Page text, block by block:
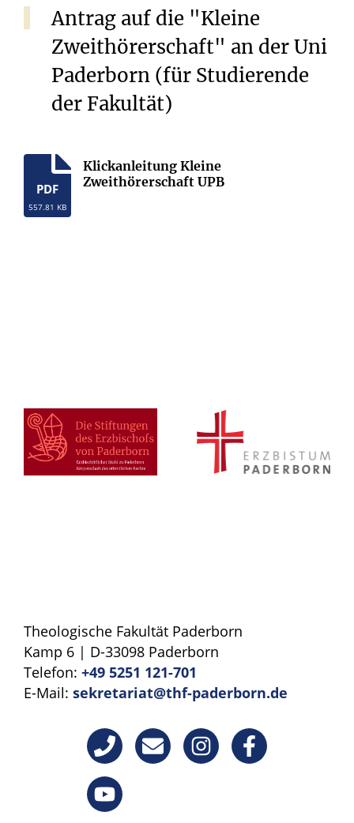
Antrag auf die "Kleine
Zweithörerschaft" an der Uni
Paderborn (für Studierende
der Fakultät)
PDF
557.81 KB
Klickanleitung Kleine
Zweithörerschaft UPB
Theologische Fakultät Paderborn
Kamp 6 | D-33098 Paderborn
Telefon: +49 5251 121-701
E-Mail: sekretariat@thf-paderborn.de